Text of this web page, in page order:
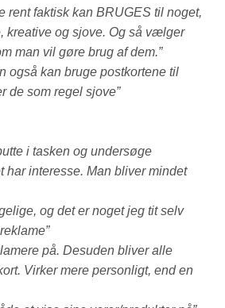
rent faktisk kan BRUGES til noget,
kreative og sjove. Og så vælger
man vil gøre brug af dem.”
også kan bruge postkortene til
de som regel sjove”
i tasken og undersøge
har interesse. Man bliver mindet
og det er noget jeg tit selv
på. Desuden bliver alle
Virker mere personligt, end en